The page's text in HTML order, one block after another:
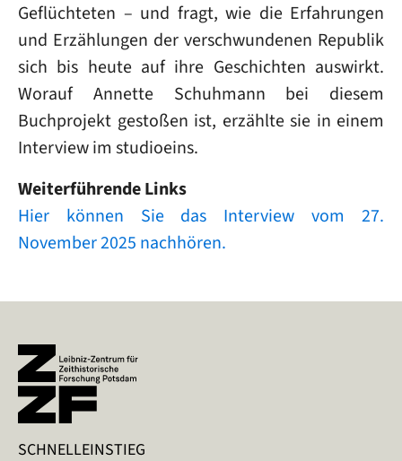
Geflüchteten – und fragt, wie die Erfahrungen
und Erzählungen der verschwundenen Republik
sich bis heute auf ihre Geschichten auswirkt.
Worauf Annette Schuhmann bei diesem
Buchprojekt gestoßen ist, erzählte sie in einem
Interview im studioeins.
Weiterführende Links
Hier können Sie das Interview vom 27.
November 2025 nachhören.
SCHNELLEINSTIEG